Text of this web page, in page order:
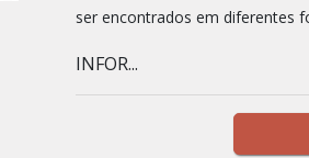
ser encontrados em diferentes
INFOR...